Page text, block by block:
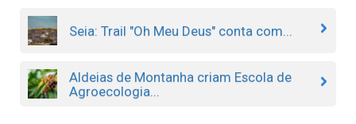
Seia: Trail "Oh Meu Deus" conta com...
Aldeias de Montanha criam Escola de
Agroecologia...